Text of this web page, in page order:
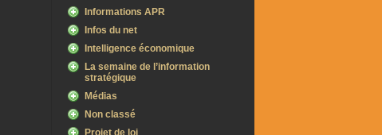
Informations APR
Infos du net
Intelligence économique
La semaine de l’information
stratégique
Médias
Non classé
Projet de loi